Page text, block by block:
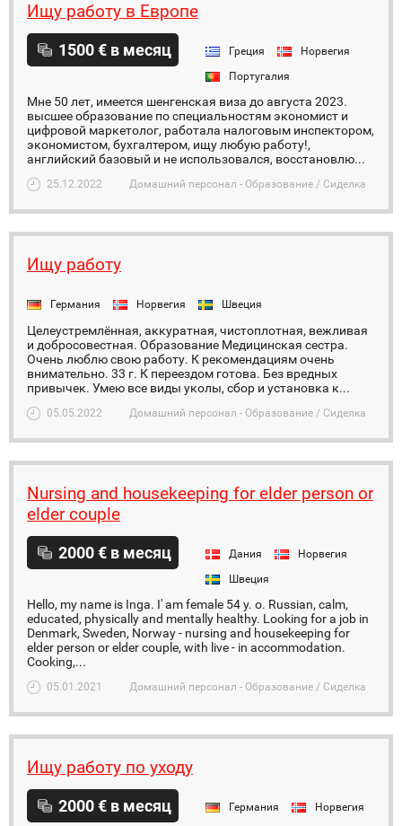
Ищу работу в Европе
1500 € в месяц Греция
Норвегия
Португалия
Мне 50 лет, имеется шенгенская виза до августа 2023.
высшее образование по специальностям экономист и
цифровой маркетолог, работала налоговым инспектором,
экономистом, бухгалтером, ищу любую работу!,
английский базовый и не использовался, восстановлю...
25.12.2022 Домашний персонал - Образование / Сиделка
Ищу работу
Германия Норвегия Швеция
Целеустремлённая, аккуратная, чистоплотная, вежливая
и добросовестная. Образование Медицинская сестра.
Очень люблю свою работу. К рекомендациям очень
внимательно. 33 г. К переездом готова. Без вредных
привычек. Умею все виды уколы, сбор и установка к...
05.05.2022 Домашний персонал - Образование / Сиделка
Nursing and housekeeping for elder person or
elder couple
2000 € в месяц Дания
Норвегия
Швеция
Hello, my name is Inga. I' am female 54 y. o. Russian, calm,
educated, physically and mentally healthy. Looking for a job in
Denmark, Sweden, Norway - nursing and housekeeping for
elder person or elder couple, with live - in accommodation.
Cooking,...
05.01.2021 Домашний персонал - Образование / Сиделка
Ищу работу по уходу
2000 € в месяц Германия Норвегия